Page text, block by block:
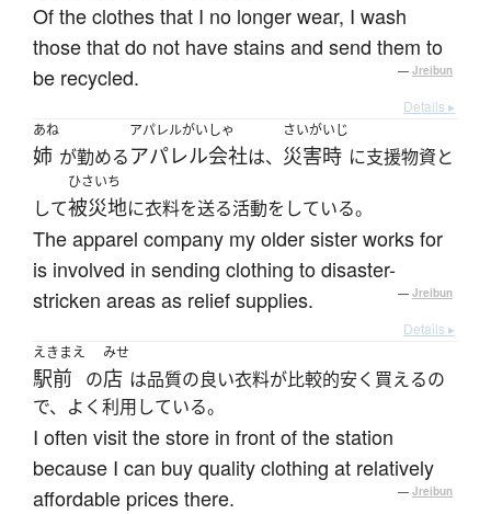
Of the clothes that I no longer wear, I wash
those that do not have stains and send them to
be recycled.
— Jreibun
Details ▸
あね
姉 が勤める
アパレルがいしゃ
アパレル会社は、
さいがいじ
災害時 に支援物資と
して
ひさいち
被災地に衣料を送る活動をしている。
The apparel company my older sister works for
is involved in sending clothing to disaster-
stricken areas as relief supplies.
— Jreibun
Details ▸
えきまえ
駅前 の
みせ
店 は品質の良い衣料が比較的安く買えるの
で、よく利用している。
I often visit the store in front of the station
because I can buy quality clothing at relatively
affordable prices there.
— Jreibun